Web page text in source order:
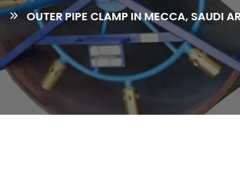
OUTER PIPE CLAMP IN MECCA, SAUDI